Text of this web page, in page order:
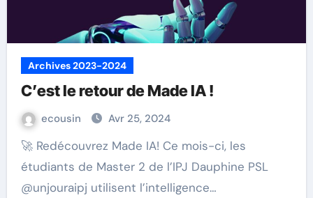
Archives 2023-2024
C’est le retour de Made IA !
ecousin Avr 25, 2024
🚀 Redécouvrez Made IA! Ce mois-ci, les
étudiants de Master 2 de l’IPJ Dauphine PSL
@unjouraipj utilisent l’intelligence…